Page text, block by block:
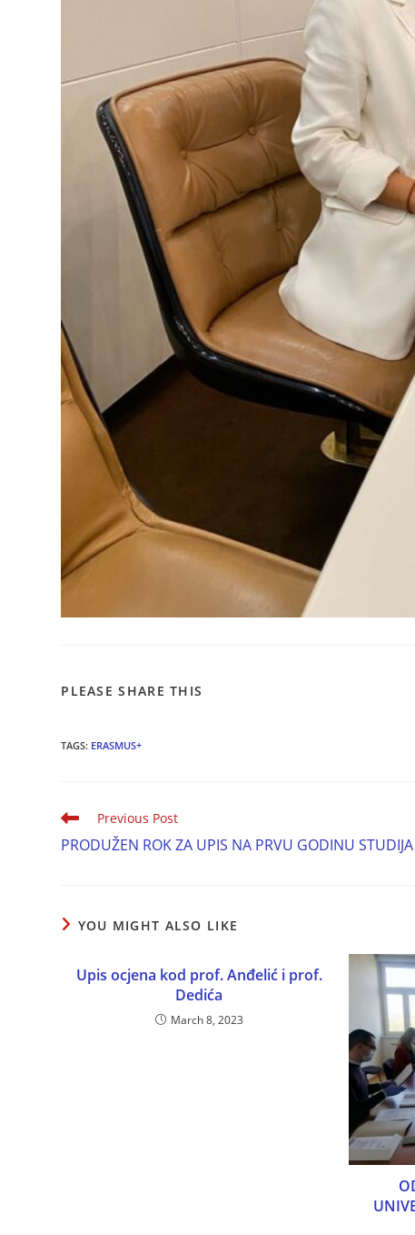
PLEASE SHARE THIS
TAGS: ERASMUS+
Previous Post
PRODUŽEN ROK ZA UPIS NA PRVU GODINU STUDIJA
YOU MIGHT ALSO LIKE
Upis ocjena kod prof. Anđelić i prof.
Dedića
March 8, 2023